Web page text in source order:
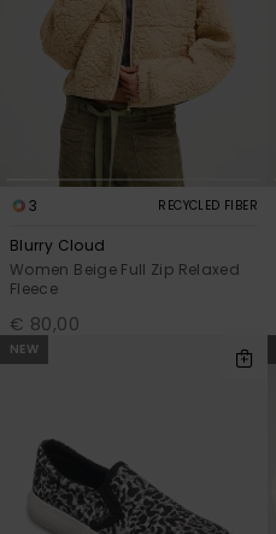
3 RECYCLED FIBER
Blurry Cloud
Women Beige Full Zip Relaxed
Fleece
€ 80,00
NEW